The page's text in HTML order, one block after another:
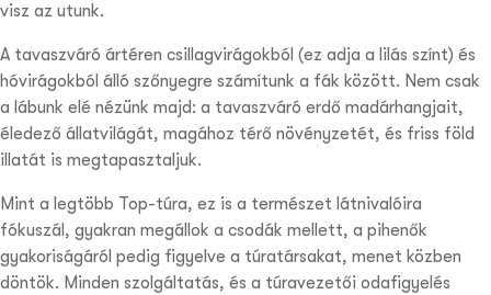
visz az utunk.
A tavaszváró ártéren csillagvirágokból (ez adja a lilás színt) és
hóvirágokból álló szőnyegre számítunk a fák között. Nem csak
a lábunk elé nézünk majd: a tavaszváró erdő madárhangjait,
éledező állatvilágát, magához térő növényzetét, és friss föld
illatát is megtapasztaljuk.
Mint a legtöbb Top-túra, ez is a természet látnivalóira
fókuszál, gyakran megállok a csodák mellett, a pihenők
gyakoriságáról pedig figyelve a túratársakat, menet közben
döntök. Minden szolgáltatás, és a túravezetői odafigyelés